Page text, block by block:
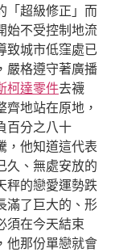
「超級修正」而
始不受控制地流
致城市低窪處已
嚴格遵守著廣播
柯達零件去襪
地站在原地，
百分之八十
，他知道這代表
久、無處安放的
秤的戀愛運勢跌
滿了巨大的、形
須在今天結束
他那份單戀就會